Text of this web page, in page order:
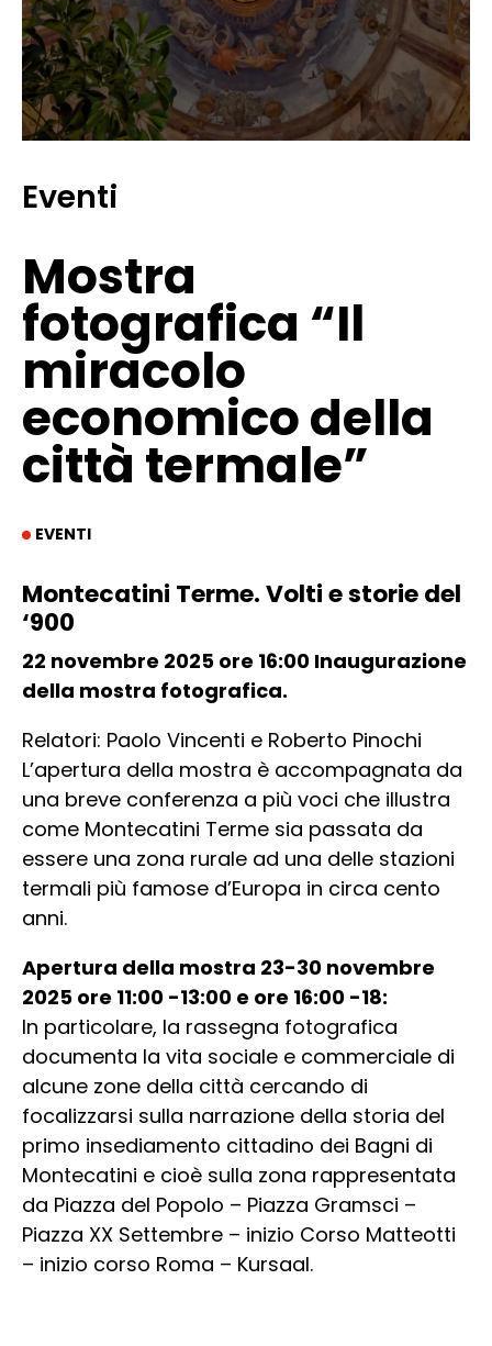
Eventi
Mostra
fotografica “Il
miracolo
economico della
città termale”
EVENTI
Montecatini Terme. Volti e storie del
‘900
22 novembre 2025 ore 16:00 Inaugurazione
della mostra fotografica.
Relatori: Paolo Vincenti e Roberto Pinochi
L’apertura della mostra è accompagnata da
una breve conferenza a più voci che illustra
come Montecatini Terme sia passata da
essere una zona rurale ad una delle stazioni
termali più famose d’Europa in circa cento
anni.
Apertura della mostra 23-30 novembre
2025 ore 11:00 -13:00 e ore 16:00 -18:
In particolare, la rassegna fotografica
documenta la vita sociale e commerciale di
alcune zone della città cercando di
focalizzarsi sulla narrazione della storia del
primo insediamento cittadino dei Bagni di
Montecatini e cioè sulla zona rappresentata
da Piazza del Popolo – Piazza Gramsci –
Piazza XX Settembre – inizio Corso Matteotti
– inizio corso Roma – Kursaal.